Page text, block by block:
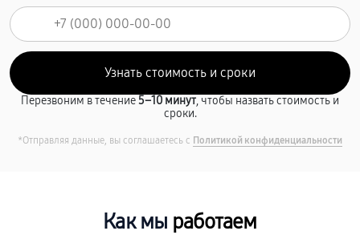
Перезвоним в течение5–10 минут, чтобы назвать стоимость и
сроки.
*Отправляя данные, вы соглашаетесь с Политикой конфиденциальности
Как мы работаем